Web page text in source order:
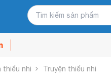
thiếu nhi Truyện thiếu nhi